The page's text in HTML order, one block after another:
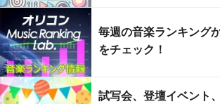
毎週の音楽ランキング
をチェック！
試写会、登壇イベント